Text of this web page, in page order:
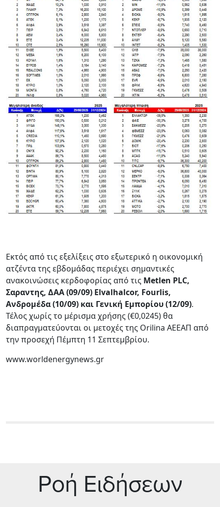
Εκτός από τις εξελίξεις στο εξωτερικό η οικονομική
ατζέντα της εβδομάδας περιέχει σημαντικές
ανακοινώσεις κερδοφορίας από τις Metlen PLC,
Σαραντης, ΔΑΑ (09/09) Elvalhalcor, Fourlis,
Ανδρομέδα (10/09) και Γενική Εμπορίου (12/09).
Τέλος χωρίς το μέρισμα χρήσης (€0,0245) θα
διαπραγματεύονται οι μετοχές της Orilina ΑΕΕΑΠ από
την προσεχή Πέμπτη 11 Σεπτεμβρίου.
www.worldenergynews.gr
Ρoή Ειδήσεων